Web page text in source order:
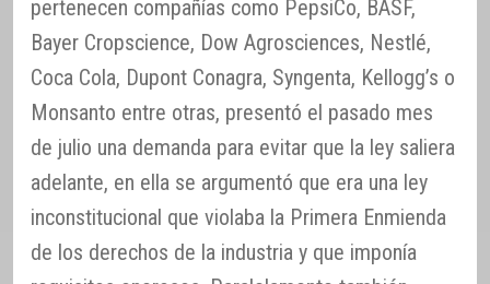
pertenecen compañías como PepsiCo, BASF,
Bayer Cropscience, Dow Agrosciences, Nestlé,
Coca Cola, Dupont Conagra, Syngenta, Kellogg’s o
Monsanto entre otras, presentó el pasado mes
de julio una demanda para evitar que la ley saliera
adelante, en ella se argumentó que era una ley
inconstitucional que violaba la Primera Enmienda
de los derechos de la industria y que imponía